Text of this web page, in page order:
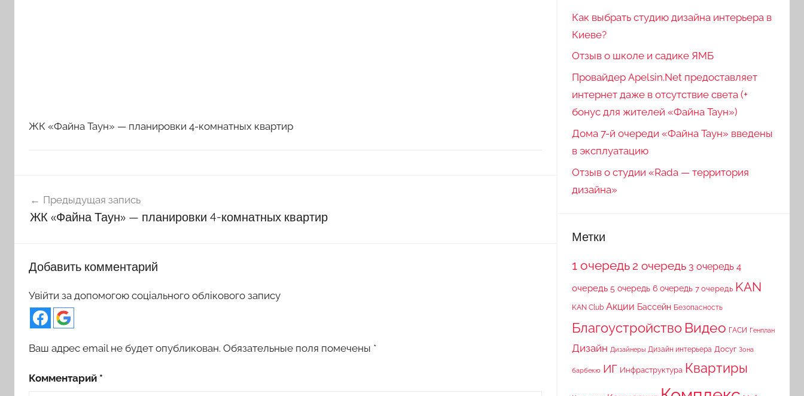
ЖК «Файна Таун» — планировки 4-комнатных квартир
по
Предыдущая запись
ЖК «Файна Таун» — планировки 4-комнатных квартир
Добавить комментарий
Увійти за допомогою соціального облікового запису
Ваш адрес email не будет опубликован. Обязательные поля помечены *
Комментарий *
Как выбрать студию дизайна интерьера в
Киеве?
Отзыв о школе и садике ЯМБ
Провайдер Apelsin.Net предоставляет
интернет даже в отсутствие света (+
бонус для жителей «Файна Таун»)
Дома 7-й очереди «Файна Таун» введены
в эксплуатацию
Отзыв о студии «Rada — территория
дизайна»
Метки
1 очередь2 очередь 3 очередь 4
очередь 5 очередь 6 очередь 7 очередь KAN
KAN Club Акции Бассейн Безопасность
Благоустройство Видео ГАСИ Генплан
Дизайн Дизайнеры Дизайн интерьера Досуг Зона
барбекю ИГ Инфраструктура Квартиры